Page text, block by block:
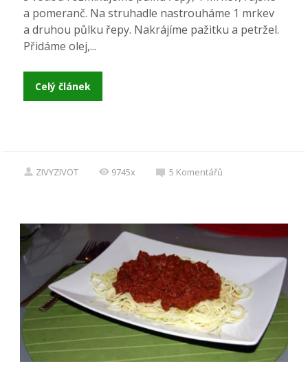
a pomeranč. Na struhadle nastrouháme 1 mrkev
a druhou půlku řepy. Nakrájíme pažitku a petržel.
Přidáme olej,...
Celý článek
ZIVYZIVOT 9745x 5 Komentářů